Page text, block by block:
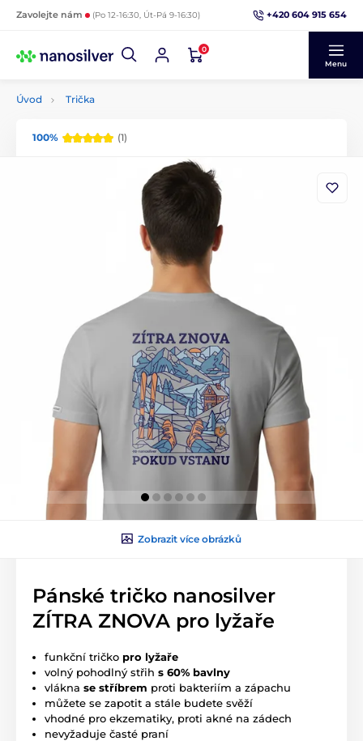
Zavolejte nám (Po 12-16:30, Út-Pá 9-16:30) +420 604 915 654
0
Menu
Úvod Trička
100% (1)
Zobrazit více obrázků
Pánské tričko nanosilver
ZÍTRA ZNOVA pro lyžaře
funkční tričko pro lyžaře
volný pohodlný střih s 60% bavlny
vlákna se stříbrem proti bakteriím a zápachu
můžete se zapotit a stále budete svěží
vhodné pro ekzematiky, proti akné na zádech
nevyžaduje časté praní